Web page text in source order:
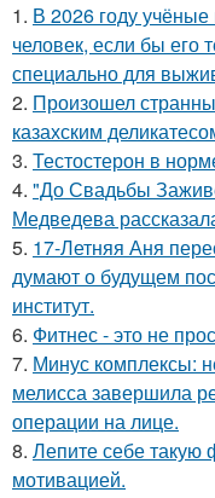
1. В 2026 году учёные
человек, если бы его
специально для
2. Произошел
казахским
3. Тестостерон в
4. "До Свадьбы
Медведева
5. 17-Летняя Аня
думают о будущем
институт.
6. Фитнес - это не
7. Минус комплексы:
мелисса завершила
операции на лице.
8. Лепите себе такую
мотивацией.